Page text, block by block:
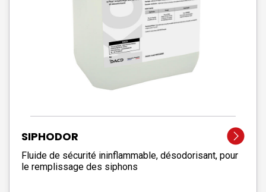
SIPHODOR
Fluide de sécurité ininflammable, désodorisant, pour
le remplissage des siphons